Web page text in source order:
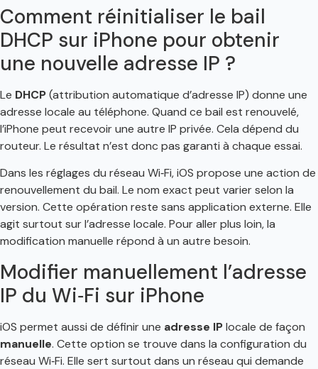
Comment réinitialiser le bail
DHCP sur iPhone pour obtenir
une nouvelle adresse IP ?
Le DHCP(attribution automatique d’adresse IP) donne une
adresse locale au téléphone. Quand ce bail est renouvelé,
l’iPhone peut recevoir une autre IP privée. Cela dépend du
routeur. Le résultat n’est donc pas garanti à chaque essai.
Dans les réglages du réseau Wi‑Fi, iOS propose une action de
renouvellement du bail. Le nom exact peut varier selon la
version. Cette opération reste sans application externe. Elle
agit surtout sur l’adresse locale. Pour aller plus loin, la
modification manuelle répond à un autre besoin.
Modifier manuellement l’adresse
IP du Wi‑Fi sur iPhone
iOS permet aussi de définir une adresse IPlocale de façon
manuelle. Cette option se trouve dans la configuration du
réseau Wi‑Fi. Elle sert surtout dans un réseau qui demande